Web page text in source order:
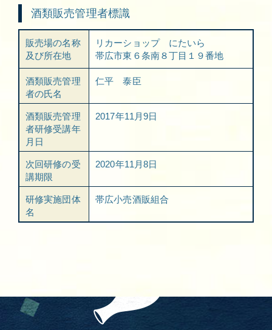
酒類販売管理者標識
販売場の名称
及び所在地
リカーショップ にたいら
帯広市東６条南８丁目１９番地
酒類販売管理
者の氏名
仁平 泰臣
酒類販売管理
者研修受講年
月日
2017年11月9日
次回研修の受
講期限
2020年11月8日
研修実施団体
名
帯広小売酒販組合